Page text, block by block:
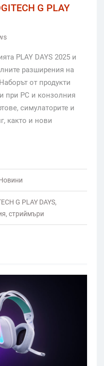
G PLAY
PLAY DAYS 2025 и
разширения на
от продукти
при PC и конзолния
симулаторите и
както и нови
G PLAY DAYS,
, стриймъри